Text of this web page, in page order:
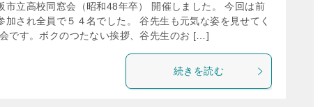
市立高校同窓会（昭和48年卒） 開催しました。 今回は前
加され全員で５４名でした。 谷先生も元気な姿を見せてく
です。ボクのつたない挨拶、谷先生のお […]
続きを読む